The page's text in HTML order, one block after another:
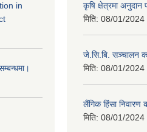
in
कृषि क्षेत्रमा अनुदान
मिति: 08/01/2024
जे.सि.बि. सञ्चालन
मिति: 08/01/2024
लैंगिक हिंसा निवारण
मिति: 08/01/2024